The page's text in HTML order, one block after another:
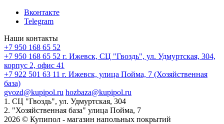
Вконтакте
Telegram
Наши контакты
+7 950 168 65 52
+7 950 168 65 52 г. Ижевск, СЦ "Гвоздь", ул. Удмуртская, 304,
корпус 2, офис 41
+7 922 501 63 11 г. Ижевск, улица Пойма, 7 (Хозяйственная
база)
gvozd@kupipol.ru hozbaza@kupipol.ru
1. СЦ "Гвоздь", ул. Удмуртская, 304
2. "Хозяйственная база" улица Пойма, 7
2026 © Купипол - магазин напольных покрытий